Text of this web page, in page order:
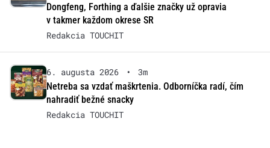
Dongfeng, Forthing a ďalšie značky už opravia
v takmer každom okrese SR
Redakcia TOUCHIT
6. augusta 2026 •
3m
Netreba sa vzdať maškrtenia. Odborníčka radí, čím
nahradiť bežné snacky
Redakcia TOUCHIT